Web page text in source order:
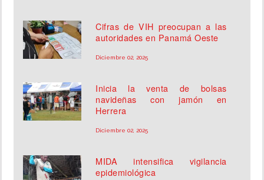
Cifras de VIH preocupan a las
autoridades en Panamá Oeste
Diciembre 02, 2025
Inicia la venta de bolsas
navideñas con jamón en
Herrera
Diciembre 02, 2025
MIDA intensifica vigilancia
epidemiológica